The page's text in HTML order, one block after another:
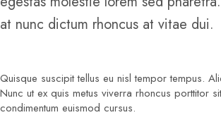
at nunc dictum rhoncus at vitae dui.
Quisque suscipit tellus eu nisl tempor tempus.
Nunc ut ex quis metus viverra rhoncus porttitor
condimentum euismod cursus.